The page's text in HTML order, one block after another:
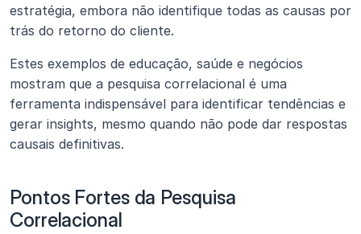
estratégia, embora não identifique todas as causas por
trás do retorno do cliente.
Estes exemplos de educação, saúde e negócios
mostram que a pesquisa correlacional é uma
ferramenta indispensável para identificar tendências e
gerar insights, mesmo quando não pode dar respostas
causais definitivas.
Pontos Fortes da Pesquisa
Correlacional